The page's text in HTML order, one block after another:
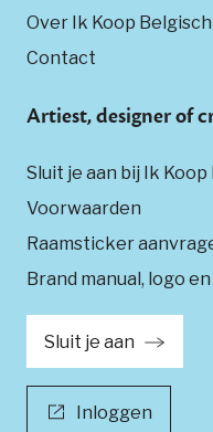
Over Ik Koop Belgisch
Contact
Artiest, designer of
Sluit je aan bij Ik
Voorwaarden
Raamsticker
Brand manual, logo
Sluit je aan
Inloggen